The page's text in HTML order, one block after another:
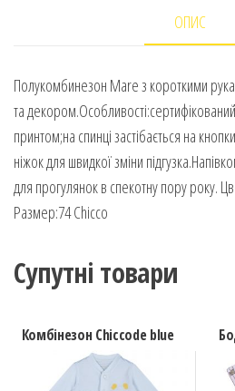
ОПИС
Полукомбинезон Mare з короткими
та
принтом;на спинці застібається на
ніжок для швидкої зміни
для прогулянок в спекотну пору року.
Размер:74 Chicco
Супутні товари
Комбінезон Chiccode blue